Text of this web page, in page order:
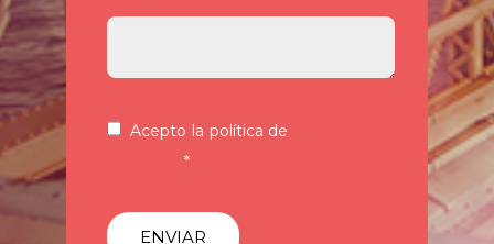
Acepto la política de
*